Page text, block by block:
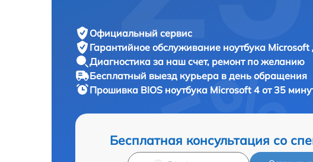
Официальный сервис
Гарантийное обслуживание ноутбука Microsoft
Диагностика за наш счет, ремонт по желанию
Бесплатный выезд курьера в день обращения
Прошивка BIOS ноутбука Microsoft 4 от 35
Бесплатная консультация со